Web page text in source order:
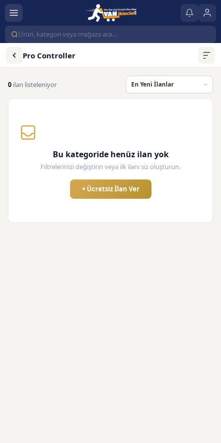
Pro Controller
0 ilan listeleniyor
Bu kategoride henüz ilan yok
Filtrelerinizi değiştirin veya ilk ilanı siz oluşturun.
+ Ücretsiz İlan Ver